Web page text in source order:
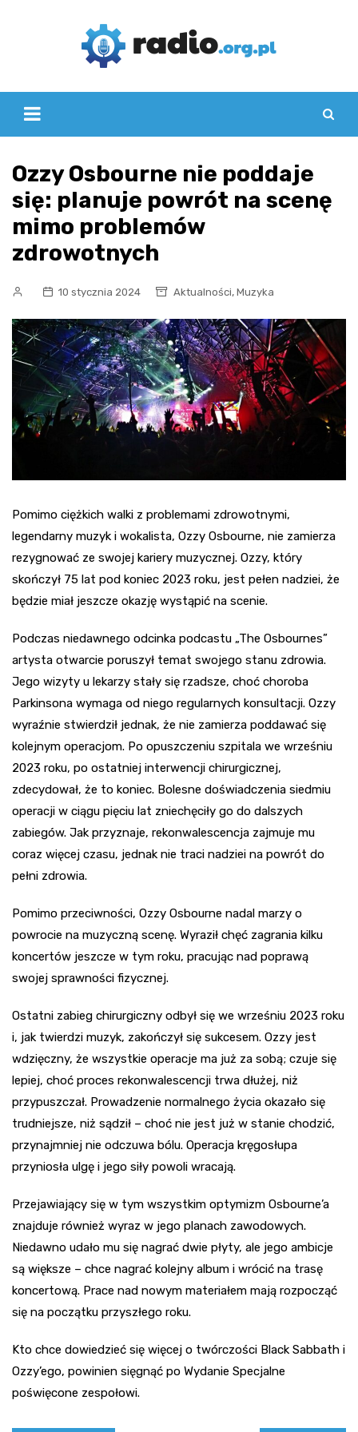
Ozzy Osbourne nie poddaje
się: planuje powrót na scenę
mimo problemów
zdrowotnych
10 stycznia 2024 Aktualności, Muzyka
Pomimo ciężkich walki z problemami zdrowotnymi,
legendarny muzyk i wokalista, Ozzy Osbourne, nie zamierza
rezygnować ze swojej kariery muzycznej. Ozzy, który
skończył 75 lat pod koniec 2023 roku, jest pełen nadziei, że
będzie miał jeszcze okazję wystąpić na scenie.
Podczas niedawnego odcinka podcastu „The Osbournes”
artysta otwarcie poruszył temat swojego stanu zdrowia.
Jego wizyty u lekarzy stały się rzadsze, choć choroba
Parkinsona wymaga od niego regularnych konsultacji. Ozzy
wyraźnie stwierdził jednak, że nie zamierza poddawać się
kolejnym operacjom. Po opuszczeniu szpitala we wrześniu
2023 roku, po ostatniej interwencji chirurgicznej,
zdecydował, że to koniec. Bolesne doświadczenia siedmiu
operacji w ciągu pięciu lat zniechęciły go do dalszych
zabiegów. Jak przyznaje, rekonwalescencja zajmuje mu
coraz więcej czasu, jednak nie traci nadziei na powrót do
pełni zdrowia.
Pomimo przeciwności, Ozzy Osbourne nadal marzy o
powrocie na muzyczną scenę. Wyraził chęć zagrania kilku
koncertów jeszcze w tym roku, pracując nad poprawą
swojej sprawności fizycznej.
Ostatni zabieg chirurgiczny odbył się we wrześniu 2023 roku
i, jak twierdzi muzyk, zakończył się sukcesem. Ozzy jest
wdzięczny, że wszystkie operacje ma już za sobą; czuje się
lepiej, choć proces rekonwalescencji trwa dłużej, niż
przypuszczał. Prowadzenie normalnego życia okazało się
trudniejsze, niż sądził – choć nie jest już w stanie chodzić,
przynajmniej nie odczuwa bólu. Operacja kręgosłupa
przyniosła ulgę i jego siły powoli wracają.
Przejawiający się w tym wszystkim optymizm Osbourne’a
znajduje również wyraz w jego planach zawodowych.
Niedawno udało mu się nagrać dwie płyty, ale jego ambicje
są większe – chce nagrać kolejny album i wrócić na trasę
koncertową. Prace nad nowym materiałem mają rozpocząć
się na początku przyszłego roku.
Kto chce dowiedzieć się więcej o twórczości Black Sabbath i
Ozzy’ego, powinien sięgnąć po Wydanie Specjalne
poświęcone zespołowi.